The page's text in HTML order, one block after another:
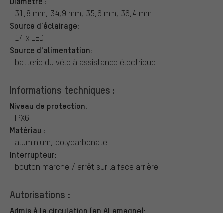
31,8 mm, 34,9 mm, 35,6 mm, 36,4 mm
Source d'éclairage:
14 x LED
Source d'alimentation:
batterie du vélo à assistance électrique
Informations techniques :
Niveau de protection:
IPX6
Matériau :
aluminium, polycarbonate
Interrupteur:
bouton marche / arrêt sur la face arrière
Autorisations :
Admis à la circulation (en Allemagne):